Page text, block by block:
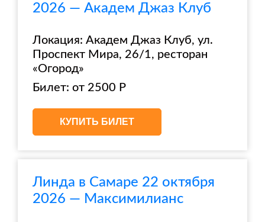
2026 — Академ Джаз Клуб
Локация: Академ Джаз Клуб, ул.
Проспект Мира, 26/1, ресторан
«Огород»
Билет: от 2500 Р
КУПИТЬ БИЛЕТ
Линда в Самаре 22 октября
2026 — Максимилианс